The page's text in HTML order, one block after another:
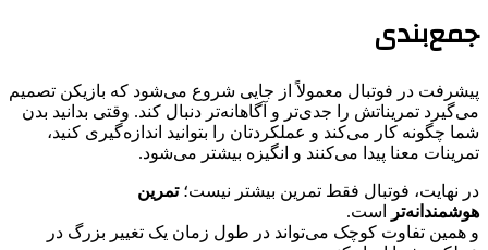
جمع‌بندی
پیشرفت در فوتبال معمولاً از جایی شروع می‌شود که بازیکن تصمیم
می‌گیرد تمریناتش را جدی‌تر و آگاهانه‌تر دنبال کند. وقتی بدانید بدن
شما چگونه کار می‌کند و عملکردتان را بتوانید اندازه‌گیری کنید،
تمرینات معنا پیدا می‌کنند و انگیزه بیشتر می‌شود.
در نهایت، فوتبال فقط تمرین بیشتر نیست؛تمرین
هوشمندانه‌تر
است.
و همین تفاوت کوچک می‌تواند در طول زمان یک تغییر بزرگ در